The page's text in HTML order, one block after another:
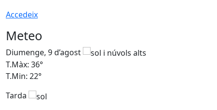
Accedeix
Meteo
Diumenge, 9 d’agost
T.Màx: 36°
T.Min: 22°
Tarda